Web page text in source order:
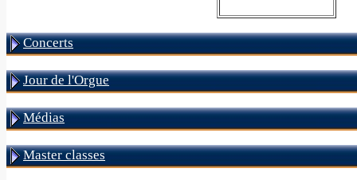
Concerts
Jour de l'Orgue
Médias
Master classes